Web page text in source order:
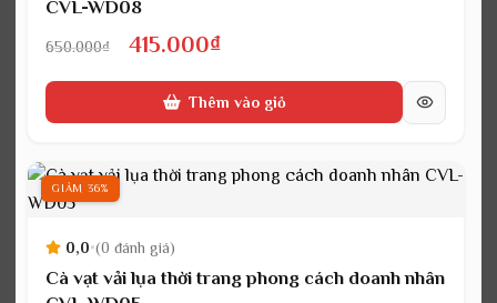
CVL-WD08
650.000₫
Giá
gốc
415.000₫Giá
hiện
tại
415.000₫.
Thêm vào giỏ
GIẢM 36%
0,0•(0 đánh giá)
Cà vạt vải lụa thời trang phong cách doanh nhân